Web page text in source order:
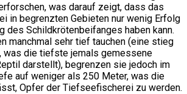
was darauf zeigt, dass das
in begrenzten Gebieten nur wenig Erfolg
des Schildkrötenbeifanges haben kann.
manchmal sehr tief tauchen (eine stieg
was die tiefste jemals gemessene
darstellt), begrenzen sie jedoch im
auf weniger als 250 Meter, was die
Opfer der Tiefseefischerei zu werden.